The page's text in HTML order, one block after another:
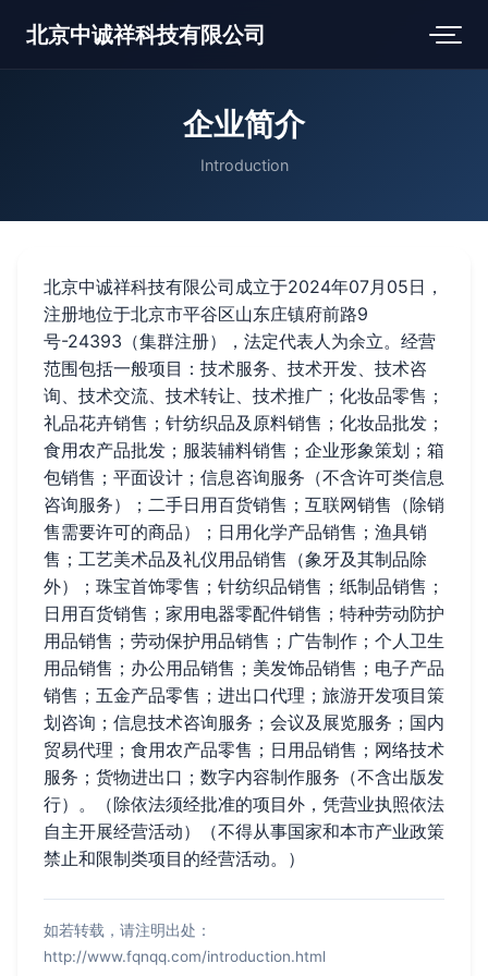
北京中诚祥科技有限公司
企业简介
Introduction
北京中诚祥科技有限公司成立于2024年07月05日，
注册地位于北京市平谷区山东庄镇府前路9
号-24393（集群注册），法定代表人为余立。经营
范围包括一般项目：技术服务、技术开发、技术咨
询、技术交流、技术转让、技术推广；化妆品零售；
礼品花卉销售；针纺织品及原料销售；化妆品批发；
食用农产品批发；服装辅料销售；企业形象策划；箱
包销售；平面设计；信息咨询服务（不含许可类信息
咨询服务）；二手日用百货销售；互联网销售（除销
售需要许可的商品）；日用化学产品销售；渔具销
售；工艺美术品及礼仪用品销售（象牙及其制品除
外）；珠宝首饰零售；针纺织品销售；纸制品销售；
日用百货销售；家用电器零配件销售；特种劳动防护
用品销售；劳动保护用品销售；广告制作；个人卫生
用品销售；办公用品销售；美发饰品销售；电子产品
销售；五金产品零售；进出口代理；旅游开发项目策
划咨询；信息技术咨询服务；会议及展览服务；国内
贸易代理；食用农产品零售；日用品销售；网络技术
服务；货物进出口；数字内容制作服务（不含出版发
行）。（除依法须经批准的项目外，凭营业执照依法
自主开展经营活动）（不得从事国家和本市产业政策
禁止和限制类项目的经营活动。）
如若转载，请注明出处：
http://www.fqnqq.com/introduction.html